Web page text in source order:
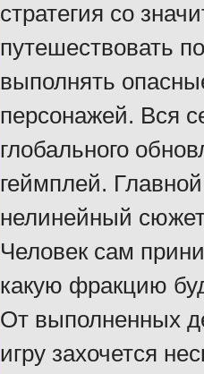
стратегия со
путешествовать
выполнять
персонажей. Вся
глобального
геймплей.
нелинейный
Человек сам
какую фракцию
От выполненных
игру захочется